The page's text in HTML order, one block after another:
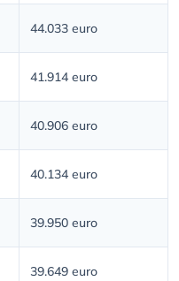
44.033 euro
41.914 euro
40.906 euro
40.134 euro
39.950 euro
39.649 euro